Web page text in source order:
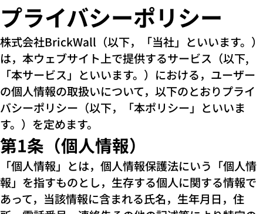
プライバシーポリシー
株式会社BrickWall（以下，「当社」といいます。）
は，本ウェブサイト上で提供するサービス（以下,
「本サービス」といいます。）における，ユーザー
の個人情報の取扱いについて，以下のとおりプライ
バシーポリシー（以下，「本ポリシー」といいま
す。）を定めます。
第1条（個人情報）
「個人情報」とは，個人情報保護法にいう「個人情
報」を指すものとし，生存する個人に関する情報で
あって，当該情報に含まれる氏名，生年月日，住